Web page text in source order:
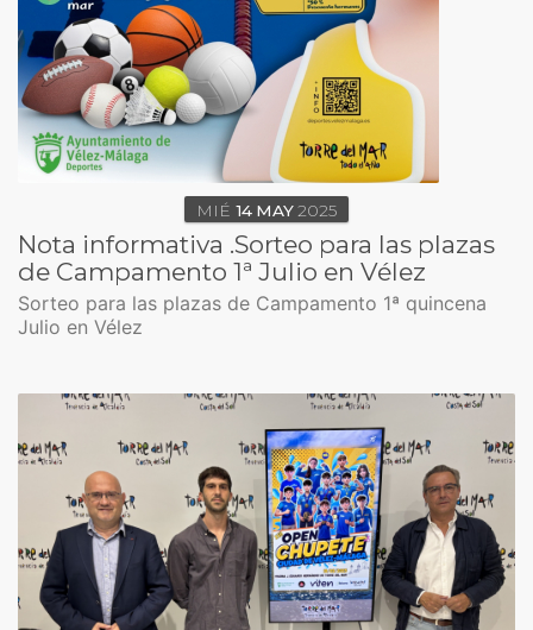
MIÉ 14 MAY2025
Nota informativa .Sorteo para las plazas
de Campamento 1ª Julio en Vélez
Sorteo para las plazas de Campamento 1ª quincena
Julio en Vélez